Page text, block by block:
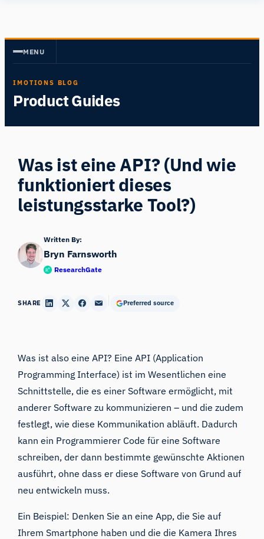
springen
MENU
IMOTIONS BLOG
Product Guides
Was ist eine API? (Und wie
funktioniert dieses
leistungsstarke Tool?)
Written By:
Bryn Farnsworth
ResearchGate
SHARE Preferred source
Was ist also eine API? Eine API (Application
Programming Interface) ist im Wesentlichen eine
Schnittstelle, die es einer Software ermöglicht, mit
anderer Software zu kommunizieren – und die zudem
festlegt, wie diese Kommunikation abläuft. Dadurch
kann ein Programmierer Code für eine Software
schreiben, der dann bestimmte gewünschte Aktionen
ausführt, ohne dass er diese Software von Grund auf
neu entwickeln muss.
Ein Beispiel: Denken Sie an eine App, die Sie auf
Ihrem Smartphone haben und die die Kamera Ihres